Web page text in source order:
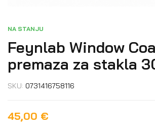
NA STANJU
Feynlab Window
premaza za stakla
SKU: 0731416758116
45,00 €